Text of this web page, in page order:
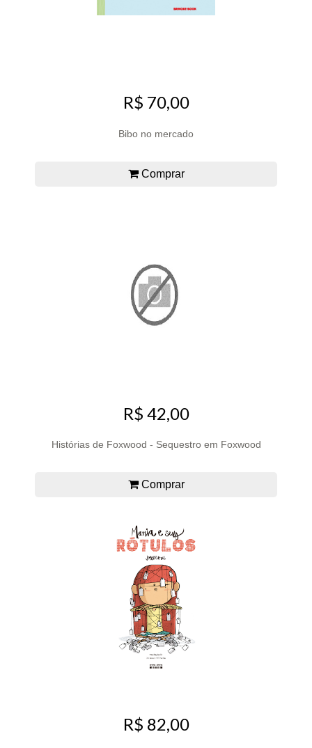
R$ 70,00
Bibo no mercado
Comprar
R$ 42,00
Histórias de Foxwood - Sequestro em Foxwood
Comprar
R$ 82,00